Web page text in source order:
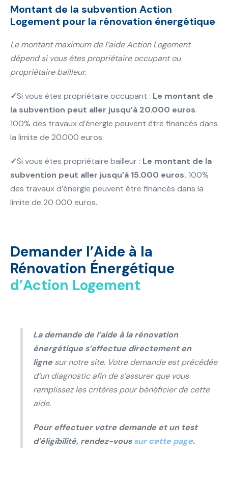
Montant de la subvention Action
Logement pour la rénovation énergétique
Le montant maximum de l’aide Action Logement
dépend si vous êtes propriétaire occupant ou
propriétaire bailleur.
✓Si vous êtes propriétaire occupant : Le montant de
la subvention peut aller jusqu’à 20.000 euros.
100% des travaux d’énergie peuvent être financés dans
la limite de 20.000 euros.
✓Si vous êtes propriétaire bailleur : Le montant de la
subvention peut aller jusqu’à 15.000 euros. 100%
des travaux d’énergie peuvent être financés dans la
limite de 20 000 euros.
Demander l’Aide à la
Rénovation Énergétique
d’Action Logement
La demande de l’aide à la rénovation
énergétique s’effectue directement en
ligne sur notre site. Votre demande est précédée
d’un diagnostic afin de s’assurer que vous
remplissez les critères pour bénéficier de cette
aide.
Pour effectuer votre demande et un test
d’éligibilité, rendez-voussur cette page.